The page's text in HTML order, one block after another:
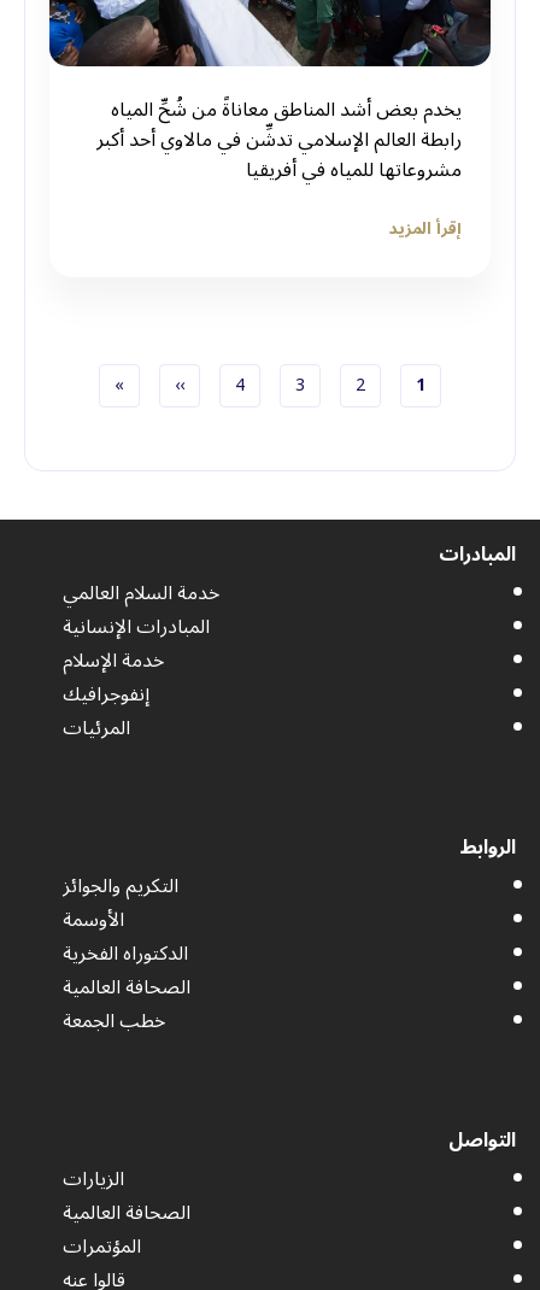
يخدم بعض أشد المناطق معاناةً من شُحِّ المياه
رابطة العالم الإسلامي تدشِّن في مالاوي أحد أكبر
مشروعاتها للمياه في أفريقيا
إقرأ المزيد
ترقيم الصفحات الصفحة الحاليّة
1 الصفحة
2 الصفحة
3 الصفحة
4 الصفحة التالية
›› الصفحة الأخيرة
»
المبادرات
خدمة السلام العالمي
المبادرات الإنسانية
خدمة الإسلام
إنفوجرافيك
المرئيات
الروابط
التكريم والجوائز
الأوسمة
الدكتوراه الفخرية
الصحافة العالمية
خطب الجمعة
التواصل
الزيارات
الصحافة العالمية
المؤتمرات
قالوا عنه